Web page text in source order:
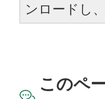
ンロードし
このペ